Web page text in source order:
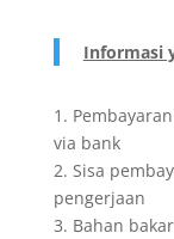
Informasi
1.
via bank
2. Sisa
pengerjaan
3. Bahan